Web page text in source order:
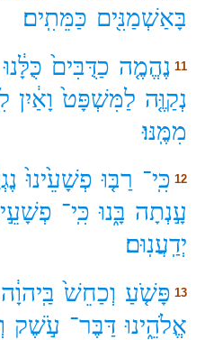
בָּאַשְׁמַנִּ֖ים כַּמֵּתִֽים׃
11 נֶהֱמֶ֤ה כַדֻּבִּים֙ כֻּלָּ֔נוּ
נְקַוֶּ֤ה לַמִּשְׁפָּט֙ וָאַ֔יִן
מִמֶּֽנּוּ׃
12 כִּֽי־ רַבּ֤וּ פְשָׁעֵ֙ינוּ֙
עָ֣נְתָה בָּ֑נוּ כִּֽי־
יְדַֽעֲנֽוּם׃
13 פָּשֹׁ֤עַ וְכַחֵשׁ֙ בַּֽיהוָ֔ה
אֱלֹהֵ֑ינוּ דַּבֶּר־ עֹ֣שֶׁק